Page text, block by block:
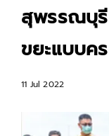
สุพรรณบุรี
ขยะแบบค
11 Jul 2022